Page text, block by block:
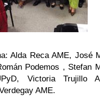
Alda Reca AME, José
Podemos , Stefan
Victoria Trujillo
AME.